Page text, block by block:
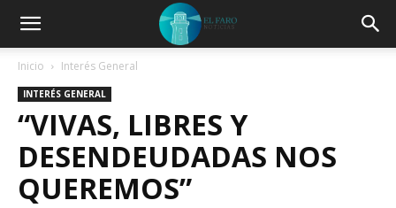
Inicio Interés General
INTERÉS GENERAL
“VIVAS, LIBRES Y
DESENDEUDADAS NOS
QUEREMOS”